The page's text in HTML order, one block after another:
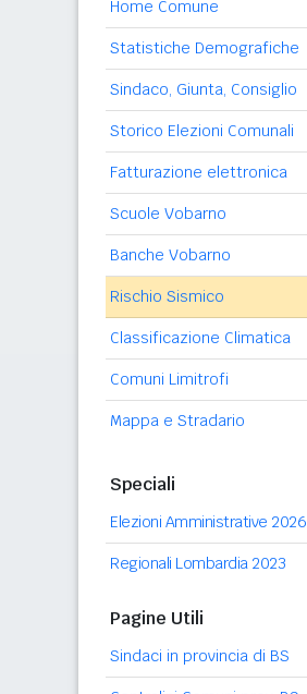
Home Comune
Statistiche Demografiche
Sindaco, Giunta, Consiglio
Storico Elezioni Comunali
Fatturazione elettronica
Scuole Vobarno
Banche Vobarno
Rischio Sismico
Classificazione Climatica
Comuni Limitrofi
Mappa e Stradario
Speciali
Elezioni Amministrative 2026
Regionali Lombardia 2023
Pagine Utili
Sindaci in provincia di BS